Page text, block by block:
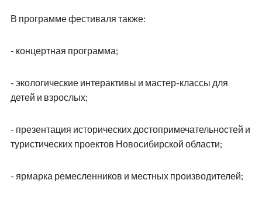
В программе фестиваля также:
- концертная программа;
- экологические интерактивы и мастер-классы для
детей и взрослых;
- презентация исторических достопримечательностей и
туристических проектов Новосибирской области;
- ярмарка ремесленников и местных производителей;